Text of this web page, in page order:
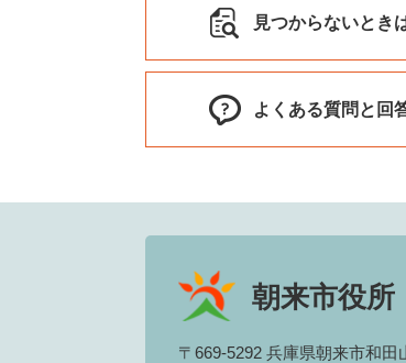
見つからないとき
よくある質問と回
朝来市役所
〒669-5292 兵庫県朝来市和田